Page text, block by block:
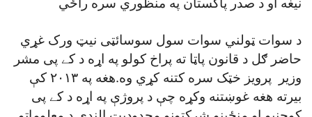
نيغه او د صدر پاکستان په منظوري سره راځي
د سوات ټولني سوات سول سوسائټی نيټ ورک غړي
حاضر ګل د قانون پاټا ته پراخ کولو په اړه د کے پی مشر
وزير پرويز خټک سره کتنه کړي وه.هغه په ۲۰۱۳ کې
بيرته هغه غوښتنه وکړه چې د پروژې په اړه د کے پی